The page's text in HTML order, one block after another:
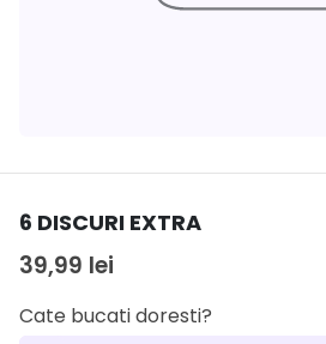
6 DISCURI EXTRA
39,99 lei
Cate bucati doresti?